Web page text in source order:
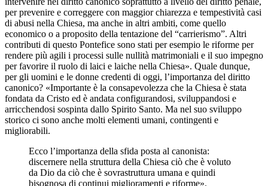
per prevenire e correggere con maggior chiarezza e tempestività casi
di abusi nella Chiesa, ma anche in altri ambiti, come quello
economico o a proposito della tentazione del “carrierismo”. Altri
contributi di questo Pontefice sono stati per esempio le riforme per
rendere più agili i processi sulle nullità matrimoniali e il suo impegno
per favorire il ruolo di laici e laiche nella Chiesa». Quale dunque,
per gli uomini e le donne credenti di oggi, l’importanza del diritto
canonico? «Importante è la consapevolezza che la Chiesa è stata
fondata da Cristo ed è andata configurandosi, sviluppandosi e
arricchendosi sospinta dallo Spirito Santo. Ma nel suo sviluppo
storico ci sono anche molti elementi umani, contingenti e
migliorabili.
Ecco l’importanza della sfida posta al canonista:
discernere nella struttura della Chiesa ciò che è voluto
da Dio da ciò che è sovrastruttura umana e quindi
bisognosa di continui miglioramenti e riforme».